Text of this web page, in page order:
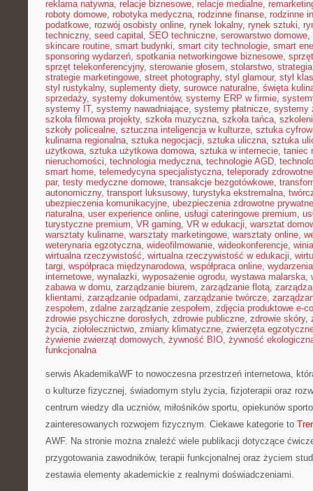
reklama natywna, relacje biznesowe, relacje medialne,
roboty domowe, robotyka medyczna, rodzinne finanse, rodzinne
podatkowe, rozwój osobisty online, rynek lokalny, rynek sztuki,
techniczny, seed capital , SEO techniczne, serowarstwo domowe,
skincare routine, smart budynki, smart city technologie, smart
sponsoring wydarzeń, spotkania networkingowe biznesowe,
sprzęt telekonferencyjny, sterowanie głosem, stolarstwo,
strategie marketingowe, street photography, styl glamour, styl
styl rustykalny, suplementy diety, surowce naturalne, święta
sprzedaży, systemy dokumentów, systemy ERP w firmie,
systemy IT, systemy nawadniające, systemy płatnicze, systemy
szkoła filmowa projekty, szkoła muzyczna, szkoła tańca,
szkoły policealne, sztuczna inteligencja w kulturze, sztuka
kulinarna regionalna, sztuka negocjacji, sztuka uliczna, sztuka
użytkowa, sztuka użytkowa domowa, sztuka w internecie, taniec
nieruchomości, technologia medyczna, technologie AGD,
smart home, telemedycyna specjalistyczna, teleporady zdrowotne
par, testy medyczne domowe, transakcje bezgotówkowe,
autonomiczny, transport luksusowy, turystyka ekstremalna,
ubezpieczenia komunikacyjne, ubezpieczenia zdrowotne prywatne
naturalna, user experience online, usługi cateringowe premium,
turystyczne premium, VR gaming, VR w edukacji, warsztat
warsztaty kulinarne, warsztaty marketingowe, warsztaty online,
weterynaria egzotyczna, wideofilmowanie, wideokonferencje,
wirtualna rzeczywistość, wirtualna rzeczywistość w edukacji,
targi, współpraca międzynarodowa, współpraca online,
internetowe, wynalazki, wyposażenie ogrodu, wystawa malarska,
zabawa w domu, zarządzanie biurem, zarządzanie flotą,
klientami, zarządzanie odpadami, zarządzanie twórcze,
zespołem, zdalne zarządzanie zespołem, zdjęcia produktowe e-
zdrowie psychiczne dorosłych, zdrowie publiczne, zdrowie skóry,
życia, ziołolecznictwo, zmiany klimatyczne, zwierzęta
żywienie zwierząt domowych, żywność BIO, żywność
funkcjonalna
serwis AkademikaWF to nowoczesna przestrzeń internetowa,
o kulturze fizycznej, świadomym stylu życia, fizjoterapii oraz
centrum wiedzy dla uczniów, miłośników sportu, opiekunów
zainteresowanych rozwojem fizycznym. Ciekawe kategorie to
AWF. Na stronie można znaleźć wiele publikacji dotyczące
przygotowania zawodników, terapii funkcjonalnej oraz życiem
zestawia elementy akademickie z realnymi doświadczeniami.